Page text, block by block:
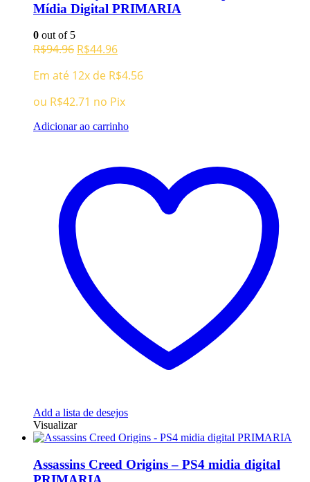
Mídia Digital PRIMARIA
0 out of 5
R$94.96 O
original
era:
R$94.96.
R$44.96O
atual
é:
R$44.96.
Em até 12x de R$4.56
ou R$42.71 no Pix
Adicionar ao carrinho
Add a lista de desejos
Visualizar
Assassins Creed Origins – PS4 midia digital